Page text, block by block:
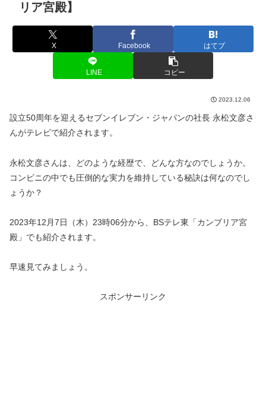
リア宮殿】
X Facebook はてブ
LINE コピー
2023.12.06
設立50周年を迎えるセブンイレブン・ジャパンの社長 永松文彦さ
んがテレビで紹介されます。
永松文彦さんは、どのような経歴で、どんな方なのでしょうか。
コンビニの中でも圧倒的な実力を維持している秘訣は何なのでし
ょうか？
2023年12月7日（木）23時06分から、BSテレ東「カンブリア宮
殿」でも紹介されます。
早速見てみましょう。
スポンサーリンク